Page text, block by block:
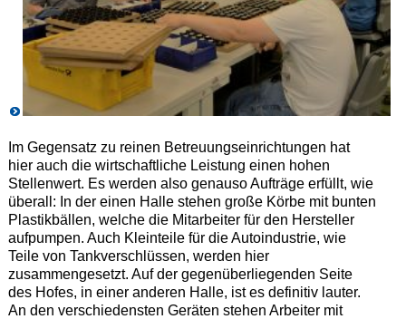
Im Gegensatz zu reinen Betreuungseinrichtungen hat
hier auch die wirtschaftliche Leistung einen hohen
Stellenwert. Es werden also genauso Aufträge erfüllt, wie
überall: In der einen Halle stehen große Körbe mit bunten
Plastikbällen, welche die Mitarbeiter für den Hersteller
aufpumpen. Auch Kleinteile für die Autoindustrie, wie
Teile von Tankverschlüssen, werden hier
zusammengesetzt. Auf der gegenüberliegenden Seite
des Hofes, in einer anderen Halle, ist es definitiv lauter.
An den verschiedensten Geräten stehen Arbeiter mit